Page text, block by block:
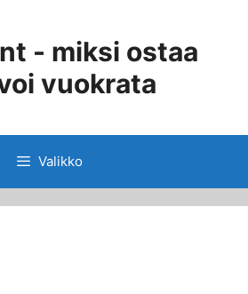
- miksi ostaa
vuokrata
Valikko